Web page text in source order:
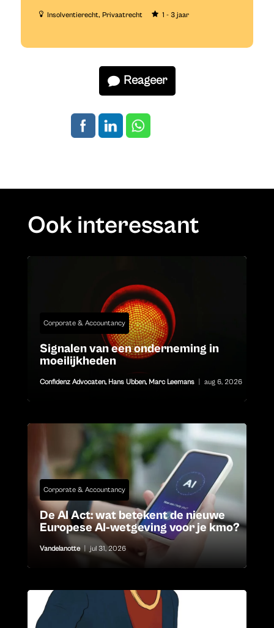
Insolventierecht Privaatrecht 1 - 3 jaar
Reageer
Ook interessant
Corporate & Accountancy
Signalen van een onderneming in
moeilijkheden
Confidenz Advocaten, Hans Ubben, Marc Leemans aug 6, 2026
Corporate & Accountancy
De AI Act: wat betekent de nieuwe
Europese AI-wetgeving voor je kmo?
Vandelanotte jul 31, 2026